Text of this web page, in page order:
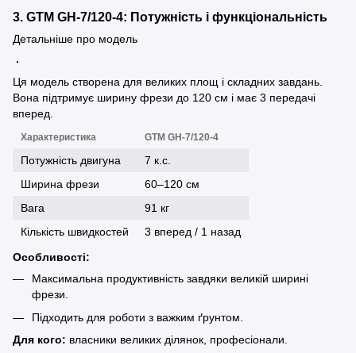
3. GTM GH-7/120-4: Потужність і функціональність
Детальніше про модель
Ця модель створена для великих площ і складних завдань.
Вона підтримує ширину фрези до 120 см і має 3 передачі
вперед.
Характеристика GTM GH-7/120-4
Потужність двигуна
7 к.с.
Ширина фрези
60–120 см
Вага
91 кг
Кількість швидкостей
3 вперед / 1 назад
Особливості:
Максимальна продуктивність завдяки великій ширині
фрези.
Підходить для роботи з важким ґрунтом.
Для кого: власники великих ділянок, професіонали.